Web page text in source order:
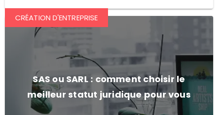
SAS ou SARL : comment choisir le
meilleur statut juridique pour vous
CRÉATION D'ENTREPRISE